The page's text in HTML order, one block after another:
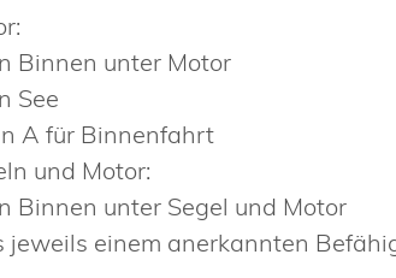
Binnen unter Motor
See
A für Binnenfahrt
und Motor:
Binnen unter Segel und Motor
jeweils einem anerkannten